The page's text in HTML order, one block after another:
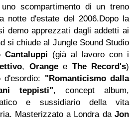
scompartimento di un treno
notte d'estate del 2006.Dopo la
demo apprezzati dagli addetti ai
si chiude al Jungle Sound Studio
Cantaluppi (già al lavoro con i
, Orangee The Record's)
"Romanticismo dalla
teppisti", concept album,
e sussidiario della vita
Masterizzato a Londra da Jon